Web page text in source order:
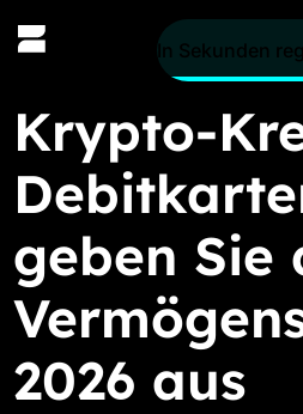
In Sekunden
Krypto-
geben Sie
2026 aus